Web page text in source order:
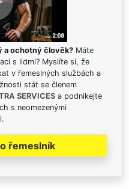
a ochotný člověk? Máte
s lidmi? Myslíte si, že
v řemeslných službách a
stát se členem
SERVICES a podnikejte
s neomezenými
řemeslník